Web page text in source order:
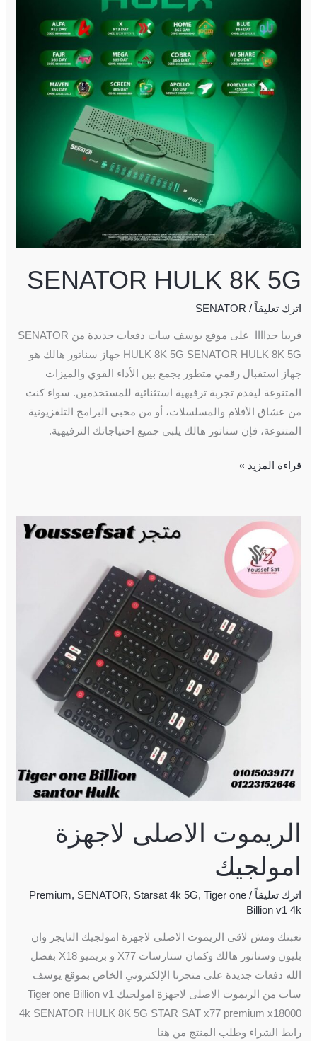
SENATOR HULK 8K 5G
اترك تعليقاً /
SENATOR
قريبا جداااا على موقع يوسف سات دفعات جديدة من SENATOR
HULK 8K 5G SENATOR HULK 8K 5G جهاز سناتور هالك هو
جهاز استقبال رقمي متطور يجمع بين الأداء القوي والميزات
المتنوعة ليقدم تجربة ترفيهية استثنائية للمستخدمين. سواء كنت
من عشاق الأفلام والمسلسلات، أو من محبي البرامج التلفزيونية
المتنوعة، فإن سناتور هالك يلبي جميع احتياجاتك الترفيهية.
قراءة المزيد »
الريموت الاصلى لاجهزة
امولجيك
اترك تعليقاً /
Premium, SENATOR, Starsat 4k 5G, Tiger one
Billion v1 4k
تعبتك ومش لاقى الريموت الاصلى لاجهزة امولجيك التايجر وان
بليون وسناتور هالك وكمان ستارسات X77 و بريميو X18 بفضل
الله دفعات جديدة على متجرنا الإلكتروني الخاص بموقع يوسف
سات من الريموت الاصلى لاجهزة امولجيك Tiger one Billion v1
4k SENATOR HULK 8K 5G STAR SAT x77 premium x18000
رابط الشراء وطلب المنتج من هنا
الريموت
الاصلى
لاجهزة
امولجيك